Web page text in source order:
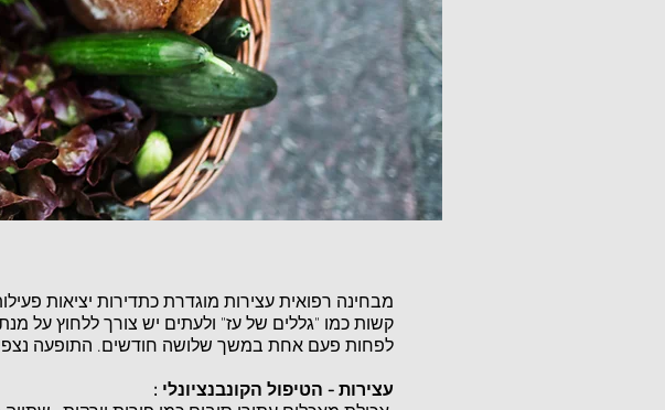
מבחינה רפואית עצירות מוגדרת כתדירות יציאות
קשות כמו "גללים של עז" ולעתים יש צורך ללחוץ על
לפחות פעם אחת במשך שלושה חודשים. התופעה
עצירות - הטיפול הקונבנציונלי :